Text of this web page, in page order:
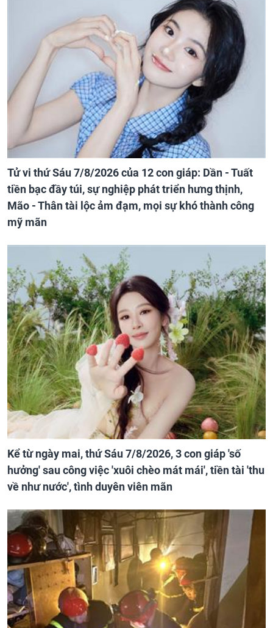
Tử vi thứ Sáu 7/8/2026 của 12 con giáp: Dần - Tuất
tiền bạc đầy túi, sự nghiệp phát triển hưng thịnh,
Mão - Thân tài lộc ảm đạm, mọi sự khó thành công
mỹ mãn
Kể từ ngày mai, thứ Sáu 7/8/2026, 3 con giáp 'số
hưởng' sau công việc 'xuôi chèo mát mái', tiền tài 'thu
về như nước', tình duyên viên mãn